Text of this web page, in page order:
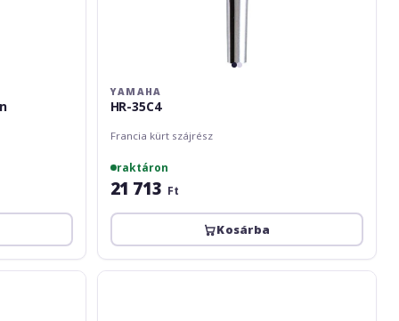
YAMAHA
HR-35C4
Francia kürt szájrész
raktáron
21 713 Ft
Kosárba
Yamaha